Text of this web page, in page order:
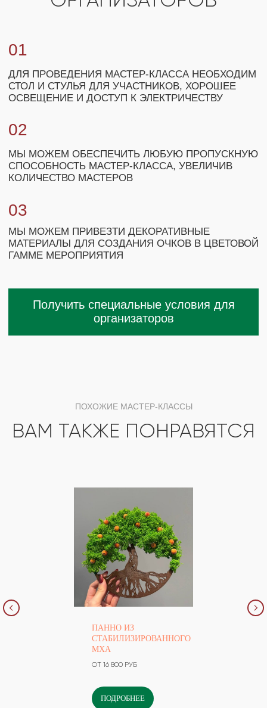
ПАННО ИЗ
СТАБИЛИЗИРОВАННОГО
МХА
ОТ 16 800 РУБ
ПОДРОБНЕЕ